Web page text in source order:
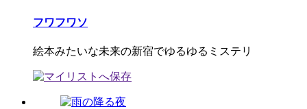
フワフワソ
絵本みたいな未来の新宿でゆるゆるミステリ